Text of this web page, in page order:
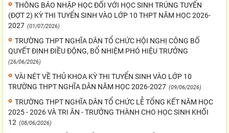
THÔNG BÁO NHẬP HỌC ĐỐI VỚI HỌC SINH TRÚNG TUYỂN
(ĐỢT 2) KỲ THI TUYỂN SINH VÀO LỚP 10 THPT NĂM HỌC 2026-
2027 (01/07/2026)
TRƯỜNG THPT NGHĨA DÂN TỔ CHỨC HỘI NGHỊ CÔNG BỐ
QUYẾT ĐỊNH ĐIỀU ĐỘNG, BỔ NHIỆM PHÓ HIỆU TRƯỞNG
(26/06/2026)
VÀI NÉT VỀ THỦ KHOA KỲ THI TUYỂN SINH VÀO LỚP 10
TRƯỜNG THPT NGHĨA DÂN NĂM HỌC 2026-2027 (09/06/2026)
TRƯỜNG THPT NGHĨA DÂN TỔ CHỨC LỄ TỔNG KẾT NĂM HỌC
2025 - 2026 VÀ TRI ÂN - TRƯỞNG THÀNH CHO HỌC SINH KHỐI
12 (08/06/2026)